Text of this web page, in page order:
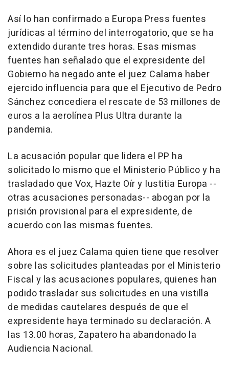
Así lo han confirmado a Europa Press fuentes
jurídicas al término del interrogatorio, que se ha
extendido durante tres horas. Esas mismas
fuentes han señalado que el expresidente del
Gobierno ha negado ante el juez Calama haber
ejercido influencia para que el Ejecutivo de Pedro
Sánchez concediera el rescate de 53 millones de
euros a la aerolínea Plus Ultra durante la
pandemia.
La acusación popular que lidera el PP ha
solicitado lo mismo que el Ministerio Público y ha
trasladado que Vox, Hazte Oír y Iustitia Europa --
otras acusaciones personadas-- abogan por la
prisión provisional para el expresidente, de
acuerdo con las mismas fuentes.
Ahora es el juez Calama quien tiene que resolver
sobre las solicitudes planteadas por el Ministerio
Fiscal y las acusaciones populares, quienes han
podido trasladar sus solicitudes en una vistilla
de medidas cautelares después de que el
expresidente haya terminado su declaración. A
las 13.00 horas, Zapatero ha abandonado la
Audiencia Nacional.